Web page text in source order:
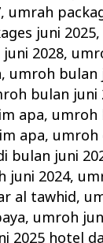
, umrah
juni 2025,
2028,
, umroh bulan
bulan juni
apa, umroh
apa, umroh
bulan juni
juni 2024,
al tawhid,
, umroh